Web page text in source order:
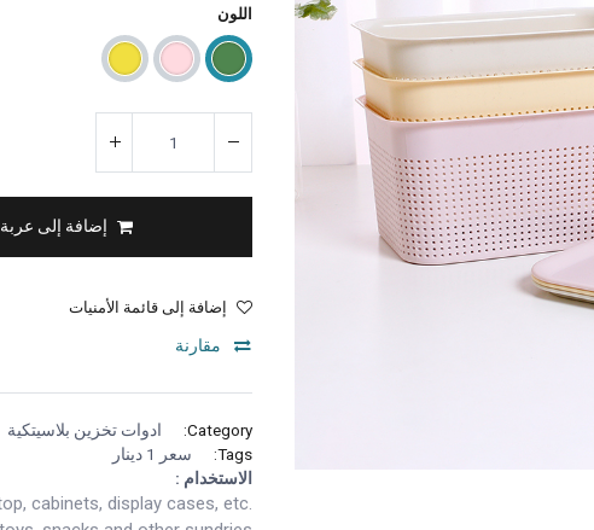
اللون
إضافة إلى
إضافة إلى قائمة الأمنيات
مقارنة
Category:
ادوات تخزين بلاسيتكية
Tags:
سعر 1 دينار
الاستخدام :
cabinets, display cases, etc.